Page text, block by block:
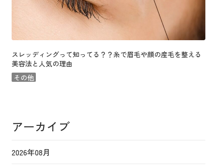
スレッディングって知ってる？？糸で眉毛や顔の産毛を整える
美容法と人気の理由
その他
アーカイブ
2026年08月